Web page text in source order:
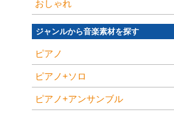
おしゃれ
ジャンルから音楽素材を探す
ピアノ
ピアノ+ソロ
ピアノ+アンサンブル